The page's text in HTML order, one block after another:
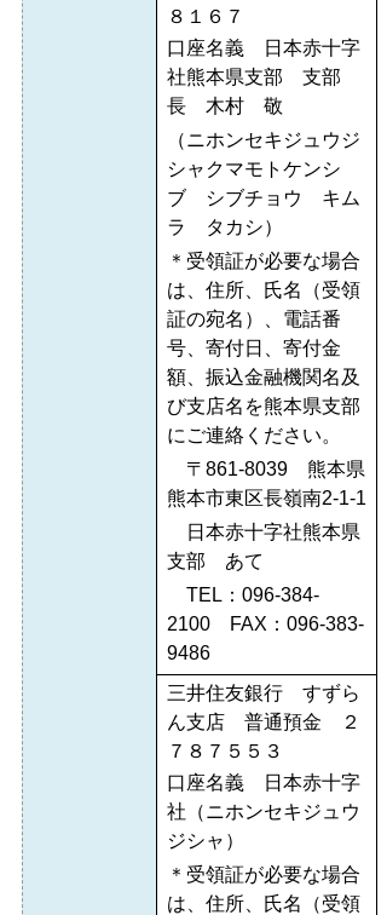
８１６７
口座名義 日本赤十字
社熊本県支部 支部
長 木村 敬
（ニホンセキジュウジ
シャクマモトケンシ
ブ シブチョウ キム
ラ タカシ）
＊受領証が必要な場合
は、住所、氏名（受領
証の宛名）、電話番
号、寄付日、寄付金
額、振込金融機関名及
び支店名を熊本県支部
にご連絡ください。
〒861-8039 熊本県
熊本市東区長嶺南2-1-1
日本赤十字社熊本県
支部 あて
TEL：096-384-
2100 FAX：096-383-
9486
三井住友銀行 すずら
ん支店 普通預金 ２
７８７５５３
口座名義 日本赤十字
社（ニホンセキジュウ
ジシャ）
＊受領証が必要な場合
は、住所、氏名（受領